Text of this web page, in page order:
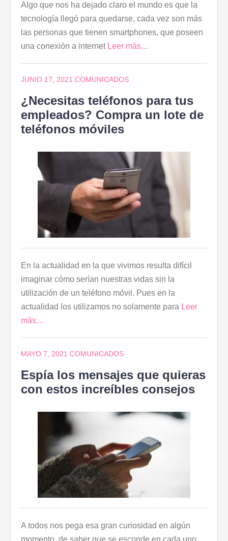
Algo que nos ha dejado claro el mundo es que la
tecnología llegó para quedarse, cada vez son más
las personas que tienen smartphones, que poseen
una conexión a internet Leer más…
JUNIO 17, 2021 COMUNICADOS
¿Necesitas teléfonos para tus
empleados? Compra un lote de
teléfonos móviles
En la actualidad en la que vivimos resulta difícil
imaginar cómo serían nuestras vidas sin la
utilización de un teléfono móvil. Pues en la
actualidad los utilizamos no solamente para Leer
más…
MAYO 7, 2021 COMUNICADOS
Espía los mensajes que quieras
con estos increíbles consejos
A todos nos pega esa gran curiosidad en algún